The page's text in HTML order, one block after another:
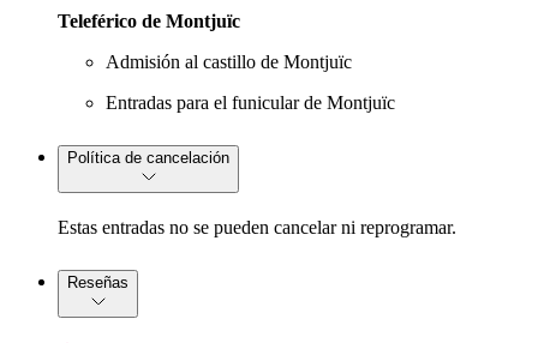
Teleférico de Montjuïc
Admisión al castillo de Montjuïc
Entradas para el funicular de Montjuïc
Política de cancelación
Estas entradas no se pueden cancelar ni reprogramar.
Reseñas